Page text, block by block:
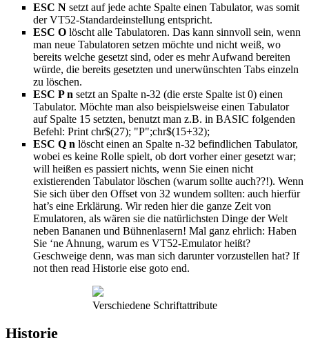
ESC N setzt auf jede achte Spalte einen Tabulator, was somit
der VT52-Standardeinstellung entspricht.
ESC O löscht alle Tabulatoren. Das kann sinnvoll sein, wenn
man neue Tabulatoren setzen möchte und nicht weiß, wo
bereits welche gesetzt sind, oder es mehr Aufwand bereiten
würde, die bereits gesetzten und unerwünschten Tabs einzeln
zu löschen.
ESC P n setzt an Spalte n-32 (die erste Spalte ist 0) einen
Tabulator. Möchte man also beispielsweise einen Tabulator
auf Spalte 15 setzten, benutzt man z.B. in BASIC folgenden
Befehl: Print chr$(27); "P";chr$(15+32);
ESC Q n löscht einen an Spalte n-32 befindlichen Tabulator,
wobei es keine Rolle spielt, ob dort vorher einer gesetzt war;
will heißen es passiert nichts, wenn Sie einen nicht
existierenden Tabulator löschen (warum sollte auch??!). Wenn
Sie sich über den Offset von 32 wundem sollten: auch hierfür
hat’s eine Erklärung. Wir reden hier die ganze Zeit von
Emulatoren, als wären sie die natürlichsten Dinge der Welt
neben Bananen und Bühnenlasern! Mal ganz ehrlich: Haben
Sie ‘ne Ahnung, warum es VT52-Emulator heißt?
Geschweige denn, was man sich darunter vorzustellen hat? If
not then read Historie eise goto end.
Verschiedene Schriftattribute
Historie